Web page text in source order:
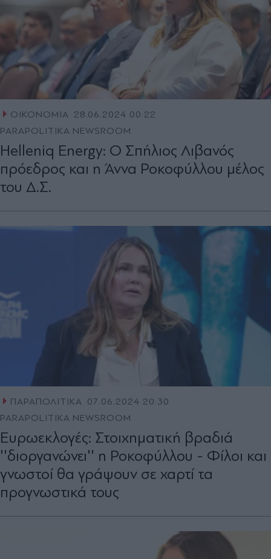
ΟΙΚΟΝΟΜΙΑ 28.06.2024 00:22
PARAPOLITIKA NEWSROOM
Helleniq Energy: Ο Σπήλιος Λιβανός
πρόεδρος και η Άννα Ροκοφύλλου μέλος
του Δ.Σ.
ΠΑΡΑΠΟΛΙΤΙΚΑ
07.06.2024 20:30
PARAPOLITIKA NEWSROOM
Ευρωεκλογές: Στοιχηματική βραδιά
''διοργανώνει'' η Ροκοφύλλου - Φίλοι και
γνωστοί θα γράψουν σε χαρτί τα
προγνωστικά τους